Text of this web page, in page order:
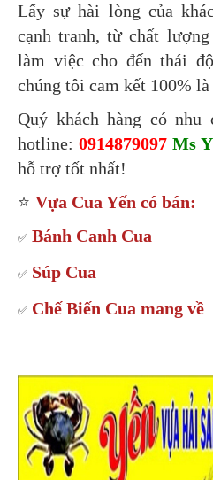
Lấy sự hài lòng của
cạnh tranh, từ chất
làm việc cho đến thái
chúng tôi cam kết 100%
Quý khách hàng có
hotline: 0914879097 Ms
hỗ trợ tốt nhất!
⭐ Vựa Cua Yến có bán:
✅ Bánh Canh Cua
✅ Súp Cua
✅ Chế Biến Cua mang về